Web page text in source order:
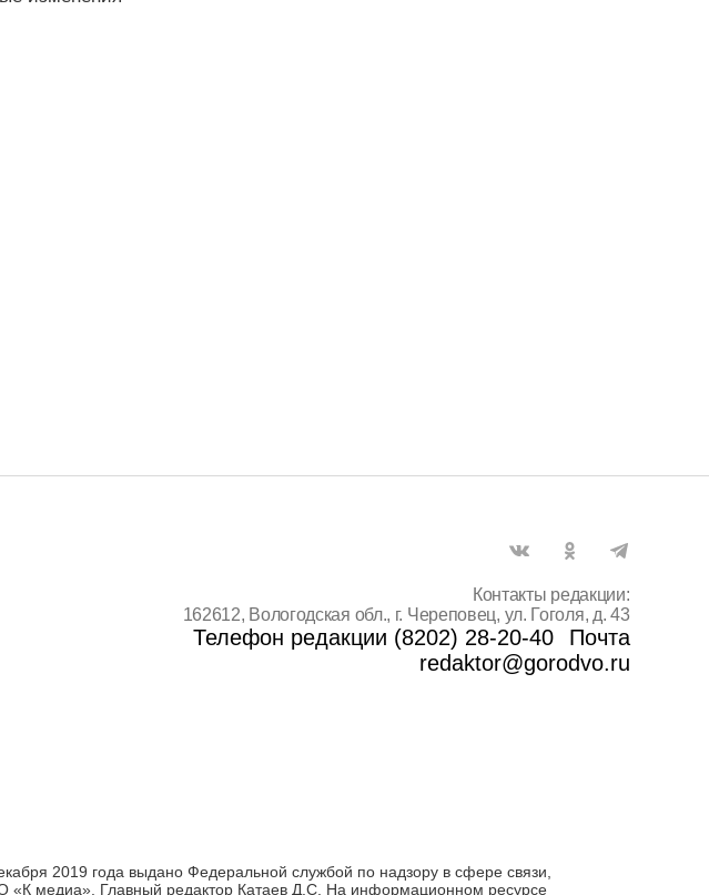
Контакты редакции:
162612, Вологодская обл., г. Череповец, ул. Гоголя, д. 43
Телефон редакции (8202) 28-20-40
Почта
redaktor@gorodvo.ru
2019 года выдано Федеральной службой по надзору в сфере связи,
медиа». Главный редактор Катаев Д.С. На информационном ресурсе